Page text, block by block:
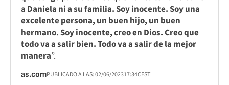
a Daniela ni a su familia. Soy inocente. Soy una
excelente persona, un buen hijo, un buen
hermano. Soy inocente, creo en Dios. Creo que
todo va a salir bien. Todo va a salir de la mejor
manera”.
as.comPUBLICADO A LAS:02/06/202317:34CEST